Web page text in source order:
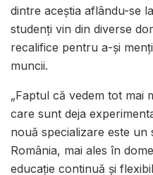
dintre aceștia aflându-se
studenți vin din diverse
recalifice pentru a-și
muncii.
„Faptul că vedem tot mai
care sunt deja
nouă specializare este un
România, mai ales în
educație continuă și